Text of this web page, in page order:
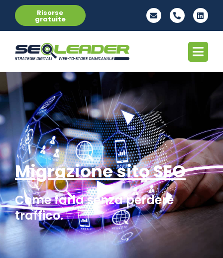
Risorse
gratuite
Migrazione sito SEO
Come farla senza perdere
traffico.